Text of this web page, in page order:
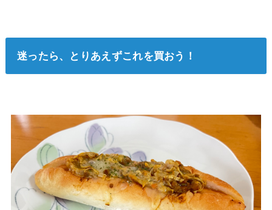
迷ったら、とりあえずこれを買おう！